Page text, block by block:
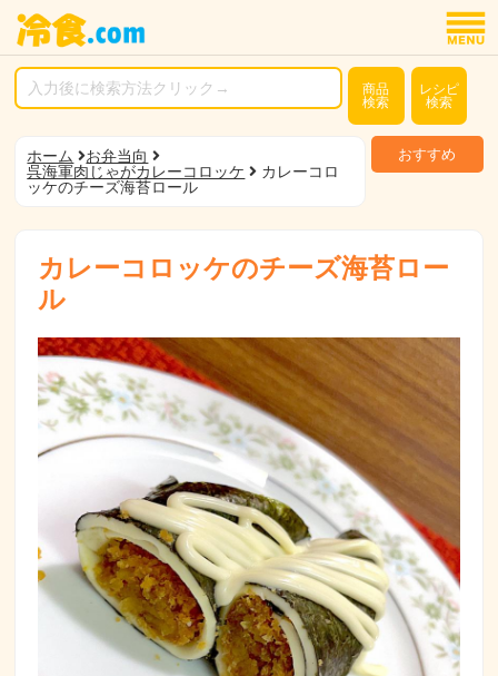
商品
検索
レシピ
検索
ホーム
お弁当向
呉海軍肉じゃがカレーコロッケ
カレーコロ
ッケのチーズ海苔ロール
おすすめ
カレーコロッケのチーズ海苔ロー
ル